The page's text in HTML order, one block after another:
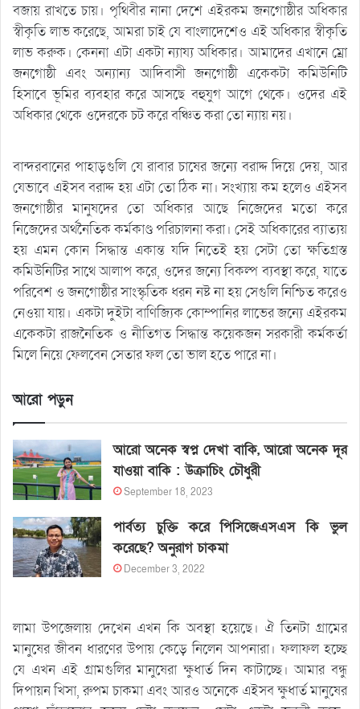
বজায় রাখতে চায়। পৃথিবীর নানা দেশে এইরকম জনগোষ্ঠীর অধিকার
স্বীকৃতি লাভ করেছে, আমরা চাই যে বাংলাদেশেও এই অধিকার স্বীকৃতি
লাভ করুক। কেননা এটা একটা ন্যায্য অধিকার। আমাদের এখানে ম্রো
জনগোষ্ঠী এবং অন্যান্য আদিবাসী জনগোষ্ঠী একেকটা কমিউনিটি
হিসাবে ভূমির ব্যবহার করে আসছে বহুযুগ আগে থেকে। ওদের এই
অধিকার থেকে ওদেরকে চট করে বঞ্চিত করা তো ন্যায় নয়।
বান্দরবানের পাহাড়গুলি যে রাবার চাষের জন্যে বরাদ্দ দিয়ে দেয়, আর
যেভাবে এইসব বরাদ্দ হয় এটা তো ঠিক না। সংখ্যায় কম হলেও এইসব
জনগোষ্ঠীর মানুষদের তো অধিকার আছে নিজেদের মতো করে
নিজেদের অর্থনৈতিক কর্মকাণ্ড পরিচালনা করা। সেই অধিকারের ব্যাত্যয়
হয় এমন কোন সিদ্ধান্ত একান্ত যদি নিতেই হয় সেটা তো ক্ষতিগ্রস্ত
কমিউনিটির সাথে আলাপ করে, ওদের জন্যে বিকল্প ব্যবস্থা করে, যাতে
পরিবেশ ও জনগোষ্ঠীর সাংস্কৃতিক ধরন নষ্ট না হয় সেগুলি নিশ্চিত করেও
নেওয়া যায়। একটা দুইটা বাণিজ্যিক কোম্পানির লাভের জন্যে এইরকম
একেকটা রাজনৈতিক ও নীতিগত সিদ্ধান্ত কয়েকজন সরকারী কর্মকর্তা
মিলে নিয়ে ফেলবেন সেতার ফল তো ভাল হতে পারে না।
আরো পড়ুন
আরো অনেক স্বপ্ন দেখা বাকি, আরো অনেক দূর
যাওয়া বাকি : উক্রাচিং চৌধুরী
September 18, 2023
পার্বত্য চুক্তি করে পিসিজেএসএস কি ভুল
করেছে? অনুরাগ চাকমা
December 3, 2022
লামা উপজেলায় দেখেন এখন কি অবস্থা হয়েছে। ঐ তিনটা গ্রামের
মানুষের জীবন ধারণের উপায় কেড়ে নিলেন আপনারা। ফলাফল হচ্ছে
যে এখন এই গ্রামগুলির মানুষেরা ক্ষুধার্ত দিন কাটাচ্ছে। আমার বন্ধু
দিপায়ন খিসা, রুপম চাকমা এবং আরও অনেকে এইসব ক্ষুধার্ত মানুষের